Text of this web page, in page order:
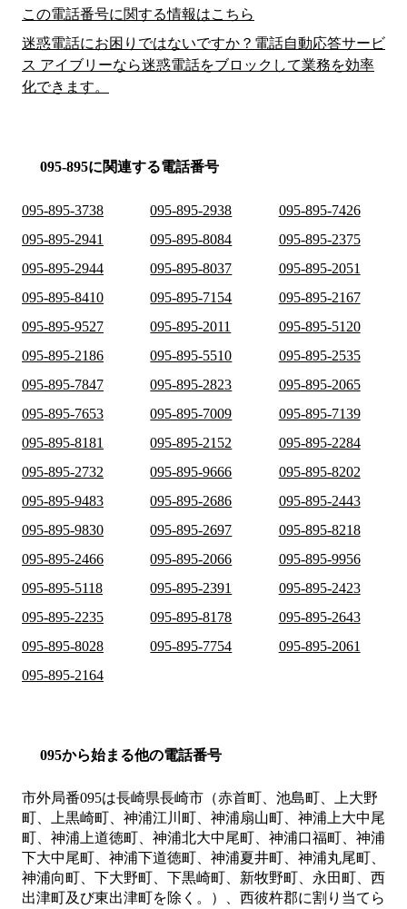
この電話番号に関する情報はこちら
迷惑電話にお困りではないですか？電話自動応答サービ
ス アイブリーなら迷惑電話をブロックして業務を効率
化できます。
095-895に関連する電話番号
095-895-3738 095-895-2938
095-895-7426
095-895-2941
095-895-8084
095-895-2375
095-895-2944
095-895-8037
095-895-2051
095-895-8410
095-895-7154
095-895-2167
095-895-9527
095-895-2011
095-895-5120
095-895-2186
095-895-5510
095-895-2535
095-895-7847
095-895-2823
095-895-2065
095-895-7653
095-895-7009
095-895-7139
095-895-8181
095-895-2152
095-895-2284
095-895-2732
095-895-9666
095-895-8202
095-895-9483
095-895-2686
095-895-2443
095-895-9830
095-895-2697
095-895-8218
095-895-2466
095-895-2066
095-895-9956
095-895-5118
095-895-2391
095-895-2423
095-895-2235
095-895-8178
095-895-2643
095-895-8028
095-895-7754
095-895-2061
095-895-2164
095から始まる他の電話番号
市外局番095は長崎県長崎市（赤首町、池島町、上大野
町、上黒崎町、神浦江川町、神浦扇山町、神浦上大中尾
町、神浦上道徳町、神浦北大中尾町、神浦口福町、神浦
下大中尾町、神浦下道徳町、神浦夏井町、神浦丸尾町、
神浦向町、下大野町、下黒崎町、新牧野町、永田町、西
出津町及び東出津町を除く。）、西彼杵郡に割り当てら